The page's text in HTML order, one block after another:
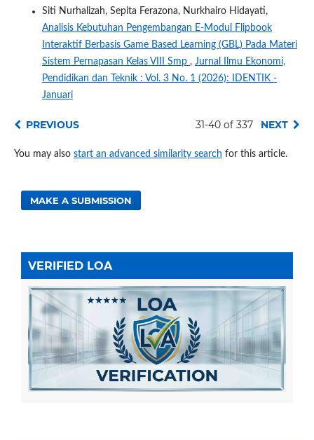
Siti Nurhalizah, Sepita Ferazona, Nurkhairo Hidayati,
Analisis Kebutuhan Pengembangan E-Modul Flipbook
Interaktif Berbasis Game Based Learning (GBL) Pada Materi
Sistem Pernapasan Kelas VIII Smp , Jurnal Ilmu Ekonomi,
Pendidikan dan Teknik : Vol. 3 No. 1 (2026): IDENTIK -
Januari
PREVIOUS 31-40 of 337 NEXT
You may also start an advanced similarity search for this article.
MAKE A SUBMISSION
VERIFIED LOA